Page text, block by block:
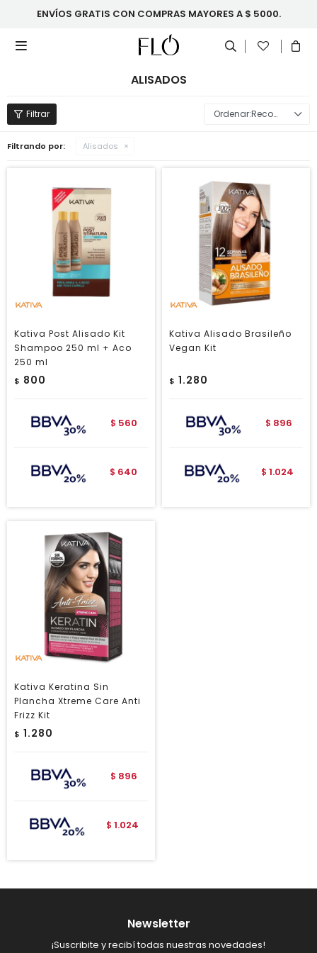
ENVÍOS GRATIS CON COMPRAS MAYORES A $ 5000.

ALISADOS
Recomendados
Filtrando por: Alisados
Kativa Post Alisado Kit
Shampoo 250 ml + Aco
250 ml
$ 800
$ 560
$ 640
Kativa Alisado Brasileño
Vegan Kit
$ 1.280
$ 896
$ 1.024
Kativa Keratina Sin
Plancha Xtreme Care Anti
Frizz Kit
$ 1.280
$ 896
$ 1.024
Newsletter
¡Suscribite y recibí todas nuestras novedades!